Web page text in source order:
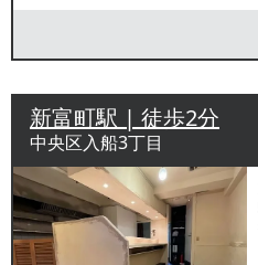
新富町駅 | 徒歩2分
中央区入船3丁目